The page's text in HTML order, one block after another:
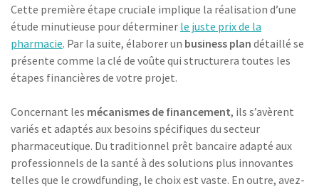
Cette première étape cruciale implique la réalisation d’une
étude minutieuse pour déterminer le juste prix de la
pharmacie. Par la suite, élaborer un business plan détaillé se
présente comme la clé de voûte qui structurera toutes les
étapes financières de votre projet.
Concernant les mécanismes de financement, ils s’avèrent
variés et adaptés aux besoins spécifiques du secteur
pharmaceutique. Du traditionnel prêt bancaire adapté aux
professionnels de la santé à des solutions plus innovantes
telles que le crowdfunding, le choix est vaste. En outre, avez-